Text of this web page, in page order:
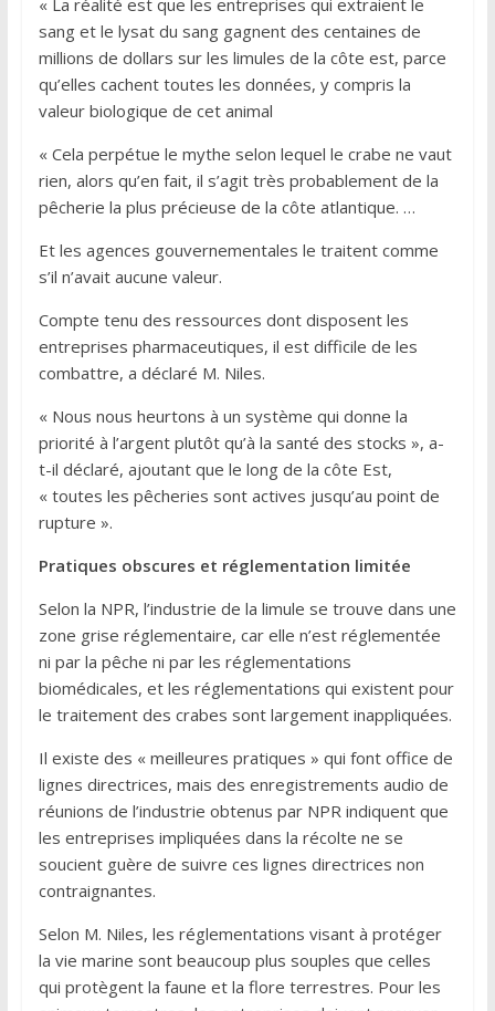
« La réalité est que les entreprises qui extraient le
sang et le lysat du sang gagnent des centaines de
millions de dollars sur les limules de la côte est, parce
qu’elles cachent toutes les données, y compris la
valeur biologique de cet animal
« Cela perpétue le mythe selon lequel le crabe ne vaut
rien, alors qu’en fait, il s’agit très probablement de la
pêcherie la plus précieuse de la côte atlantique. …
Et les agences gouvernementales le traitent comme
s’il n’avait aucune valeur.
Compte tenu des ressources dont disposent les
entreprises pharmaceutiques, il est difficile de les
combattre, a déclaré M. Niles.
« Nous nous heurtons à un système qui donne la
priorité à l’argent plutôt qu’à la santé des stocks », a-
t-il déclaré, ajoutant que le long de la côte Est,
« toutes les pêcheries sont actives jusqu’au point de
rupture ».
Pratiques obscures et réglementation limitée
Selon la NPR, l’industrie de la limule se trouve dans une
zone grise réglementaire, car elle n’est réglementée
ni par la pêche ni par les réglementations
biomédicales, et les réglementations qui existent pour
le traitement des crabes sont largement inappliquées.
Il existe des « meilleures pratiques » qui font office de
lignes directrices, mais des enregistrements audio de
réunions de l’industrie obtenus par NPR indiquent que
les entreprises impliquées dans la récolte ne se
soucient guère de suivre ces lignes directrices non
contraignantes.
Selon M. Niles, les réglementations visant à protéger
la vie marine sont beaucoup plus souples que celles
qui protègent la faune et la flore terrestres. Pour les